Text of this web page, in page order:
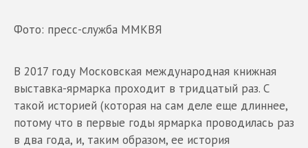
Фото: пресс-служба ММКВЯ
В 2017 году Московская международная книжная
выставка-ярмарка проходит в тридцатый раз. С
такой историей (которая на сам деле еще длиннее,
потому что в первые годы ярмарка проводилась раз
в два года, и, таким образом, ее история